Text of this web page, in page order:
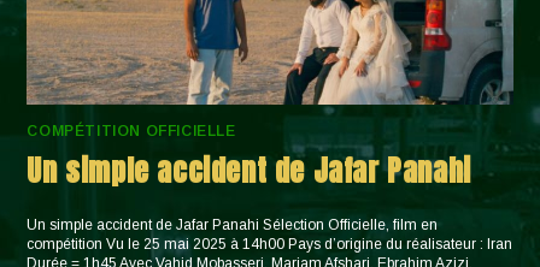
COMPÉTITION OFFICIELLE
Un simple accident de Jafar Panahi
Un simple accident de Jafar Panahi Sélection Officielle, film en
compétition Vu le 25 mai 2025 à 14h00 Pays d’origine du réalisateur : Iran
Durée = 1h45 Avec Vahid Mobasseri, Mariam Afshari, Ebrahim Azizi,